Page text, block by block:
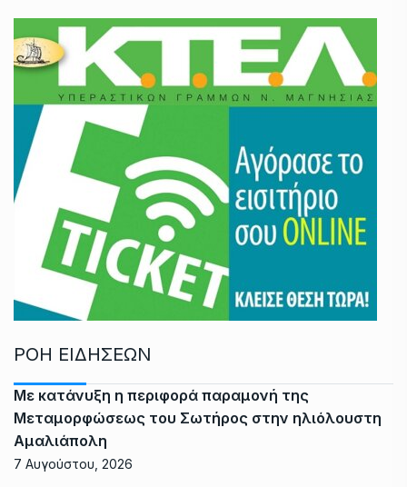
ΡΟΗ ΕΙΔΗΣΕΩΝ
Με κατάνυξη η περιφορά παραμονή της
Μεταμορφώσεως του Σωτήρος στην ηλιόλουστη
Αμαλιάπολη
7 Αυγούστου, 2026